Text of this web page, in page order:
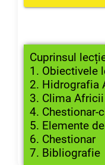
Cuprinsul
1. Obiectivele
2. Hidrografia
3. Clima Africii
4. Chestionar-
5. Elemente
6. Chestionar
7. Bibliografie